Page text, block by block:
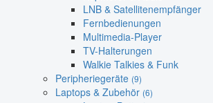
LNB & Satellitenempfänger
Fernbedienungen
Multimedia-Player
TV-Halterungen
Walkie Talkies & Funk
Peripheriegeräte (9)
Laptops & Zubehör (6)